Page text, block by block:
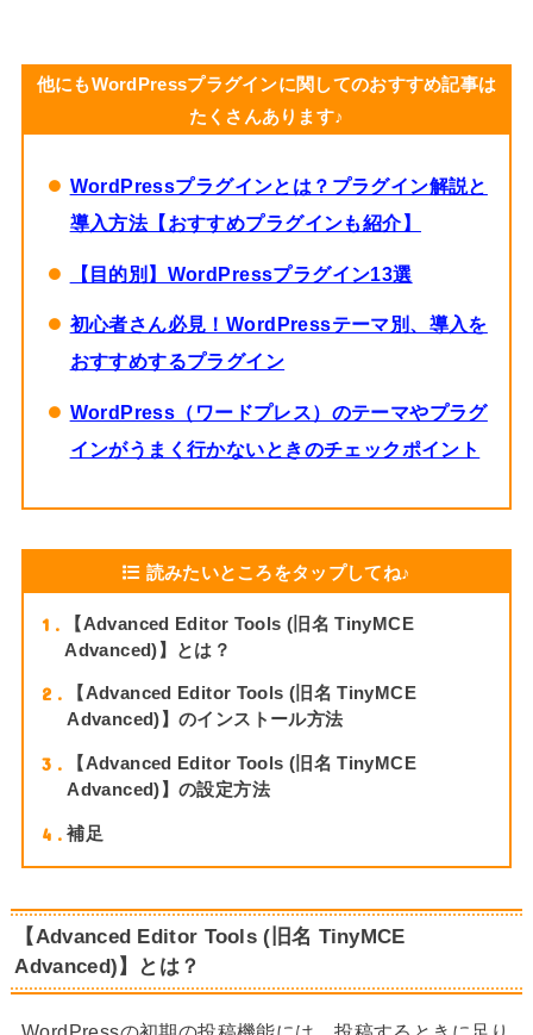
他にもWordPressプラグインに関してのおすすめ記事は
たくさんあります♪
WordPressプラグインとは？プラグイン解説と
導入方法【おすすめプラグインも紹介】
【目的別】WordPressプラグイン13選
初心者さん必見！WordPressテーマ別、導入を
おすすめするプラグイン
WordPress（ワードプレス）のテーマやプラグ
インがうまく行かないときのチェックポイント
読みたいところをタップしてね♪
1
【Advanced Editor Tools (旧名 TinyMCE
Advanced)】とは？
2
【Advanced Editor Tools (旧名 TinyMCE
Advanced)】のインストール方法
3
【Advanced Editor Tools (旧名 TinyMCE
Advanced)】の設定方法
4 補足
【Advanced Editor Tools (旧名 TinyMCE
Advanced)】とは？